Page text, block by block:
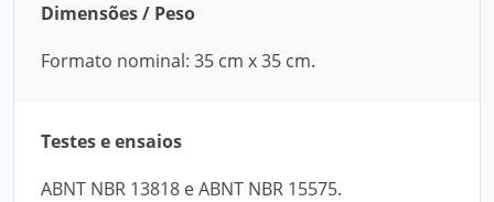
Dimensões / Peso
Formato nominal: 35 cm x 35 cm.
Testes e ensaios
ABNT NBR 13818 e ABNT NBR 15575.